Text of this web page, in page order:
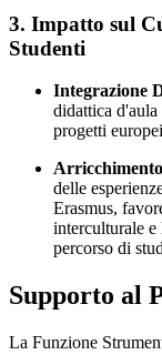
3. Impatto sul
Studenti
Integrazione
didattica
progetti
delle
Erasmus,
interculturale
percorso di
Supporto al
La Funzione